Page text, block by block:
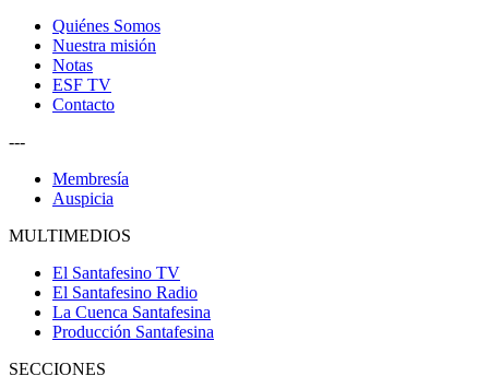
Quiénes Somos
Nuestra misión
Notas
ESF TV
Contacto
---
Membresía
Auspicia
MULTIMEDIOS
El Santafesino TV
El Santafesino Radio
La Cuenca Santafesina
Producción Santafesina
SECCIONES